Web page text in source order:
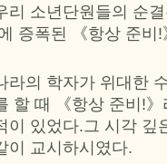
리 소년단원들의 순
증폭된 《항상 준
라의 학자가 위대한
할 때 《항상 준비!
이 있었다.그 시각 깊
이 교시하시였다.